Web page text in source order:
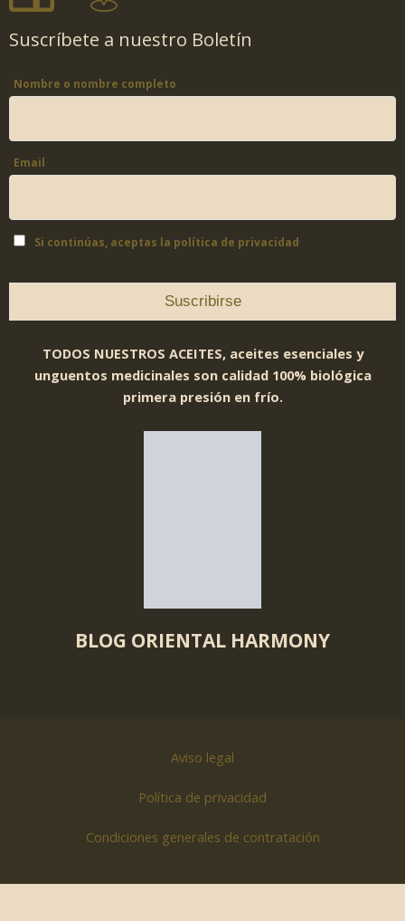
Suscríbete a nuestro Boletín
Nombre o nombre completo
Email
Si continúas, aceptas la política de privacidad
TODOS NUESTROS ACEITES, aceites esenciales y
unguentos medicinales son calidad 100% biológica
primera presión en frío.
BLOG ORIENTAL HARMONY
Aviso legal
Política de privacidad
Condiciones generales de contratación